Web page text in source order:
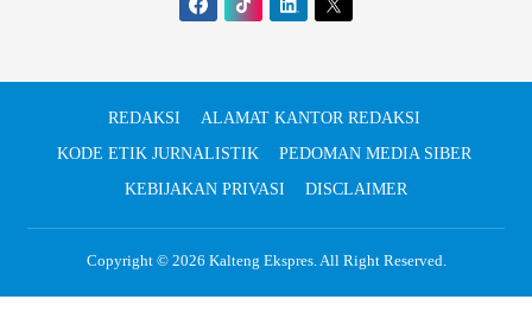
REDAKSI
ALAMAT KANTOR REDAKSI
KODE ETIK JURNALISTIK
PEDOMAN MEDIA SIBER
KEBIJAKAN PRIVASI
DISCLAIMER
Copyright © 2026 Kalteng Ekspres. All Right Reserved.